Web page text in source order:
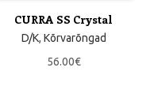
CURRA SS Crystal
D/K, Kõrvarõngad
56.00€